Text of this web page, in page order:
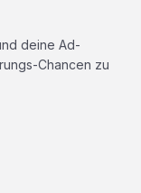
deine Ad-
Chancen zu